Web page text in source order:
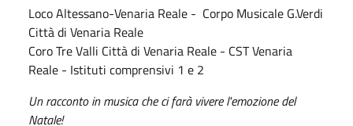
Loco Altessano-Venaria Reale - Corpo Musicale G.Verdi
Città di Venaria Reale
Coro Tre Valli Città di Venaria Reale - CST Venaria
Reale - Istituti comprensivi 1 e 2
Un racconto in musica che ci farà vivere l'emozione del
Natale!